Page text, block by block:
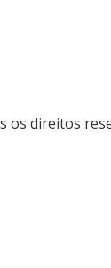
os direitos